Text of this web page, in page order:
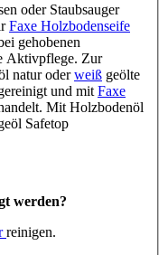
oder Staubsauger
Faxe Holzbodenseife
gehobenen
Aktivpflege. Zur
natur oderweiß geölte
und mit Faxe
Mit Holzbodenöl
Safetop
werden?
reinigen.